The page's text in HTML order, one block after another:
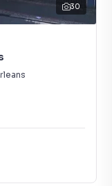
30